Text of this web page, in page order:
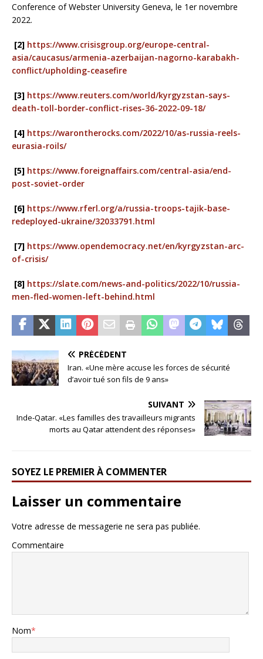
Conference of Webster University Geneva, le 1er novembre
2022.
[2] https://www.crisisgroup.org/europe-central-
asia/caucasus/armenia-azerbaijan-nagorno-karabakh-
conflict/upholding-ceasefire
[3] https://www.reuters.com/world/kyrgyzstan-says-
death-toll-border-conflict-rises-36-2022-09-18/
[4] https://warontherocks.com/2022/10/as-russia-reels-
eurasia-roils/
[5] https://www.foreignaffairs.com/central-asia/end-
post-soviet-order
[6] https://www.rferl.org/a/russia-troops-tajik-base-
redeployed-ukraine/32033791.html
[7] https://www.opendemocracy.net/en/kyrgyzstan-arc-
of-crisis/
[8] https://slate.com/news-and-politics/2022/10/russia-
men-fled-women-left-behind.html
PRÉCÉDENT
Iran. «Une mère accuse les forces de sécurité
d’avoir tué son fils de 9 ans»
SUIVANT
Inde-Qatar. «Les familles des travailleurs migrants
morts au Qatar attendent des réponses»
SOYEZ LE PREMIER À COMMENTER
Laisser un commentaire
Votre adresse de messagerie ne sera pas publiée.
Commentaire
Nom*